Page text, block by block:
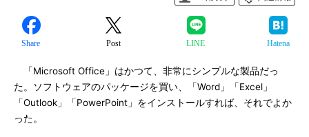
Share Post LINE Hatena
「Microsoft Office」はかつて、非常にシンプルな製品だっ
た。ソフトウェアのパッケージを買い、「Word」「Excel」
「Outlook」「PowerPoint」をインストールすれば、それでよか
った。